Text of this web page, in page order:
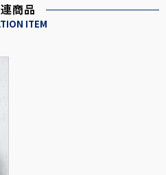
商品
ITEM